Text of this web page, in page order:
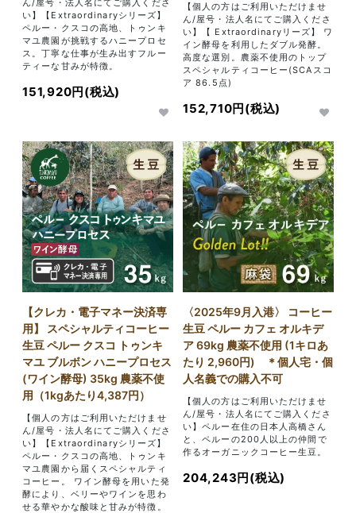
い】【Extraordinaryシリーズ】
ペルー・クスコの高地、トゥンキ
マユ農園が挑戦するハニープロセ
ス。丁寧な仕事が生み出すフルー
ティーな甘みが特徴。
151,920円(税込)
【個人の方はご利用いただけませ
ん/屋号・法人名にてご購入くださ
い】【 Extraordinaryリーズ】 ワ
イン酵母を利用したダブル発酵。
高度な選別。農薬不使用のトップ
スペシャルティコーヒー(SCAスコ
ア 86.5点)
152,710円(税込)
【クレカ・電子マネー決済専
用】 スペシャルティコーヒー
生豆 ペルー クスコ トゥンキ
マユ ブルボン ハニープロセス
(ワイン酵母) 35kg 農薬不使
用（1kgあたり4,387円）
【個人の方はご利用いただけませ
ん/屋号・法人名にてご購入くださ
い】【Extraordinaryシリーズ】
ペルー・クスコの高地、トゥンキ
マユ農園から届くスペシャルティ
コーヒー。 ワイン酵母を用いた発
酵により、ベリーやワインを思わ
せる華やかな酸味と甘みが特徴。
〈2025年9月入港〉 コーヒー
生豆 ペルー カフェ オルキデ
ア 69kg 農薬不使用 (1キロあ
たり 2,960円) ＊個人宅・個
人名義での購入不可
【個人の方はご利用いただけませ
ん/屋号・法人名にてご購入くださ
い】ペルー在住の日本人高橋さん
と、ペルーの200人以上の仲間で
作るオーガニックコーヒー生豆。
204,243円(税込)